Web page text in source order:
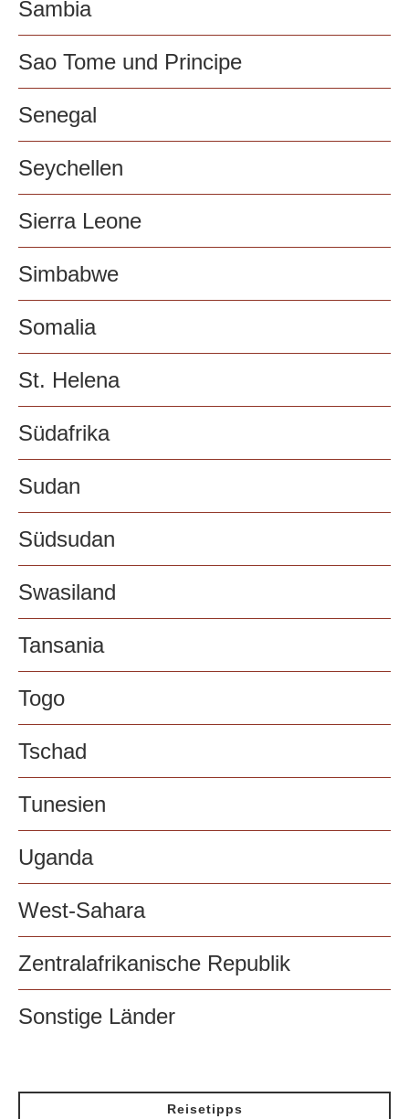
Sambia
Sao Tome und Principe
Senegal
Seychellen
Sierra Leone
Simbabwe
Somalia
St. Helena
Südafrika
Sudan
Südsudan
Swasiland
Tansania
Togo
Tschad
Tunesien
Uganda
West-Sahara
Zentralafrikanische Republik
Sonstige Länder
Reisetipps